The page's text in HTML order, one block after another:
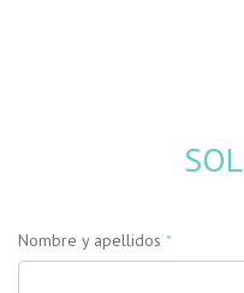
Nombre y apellidos *